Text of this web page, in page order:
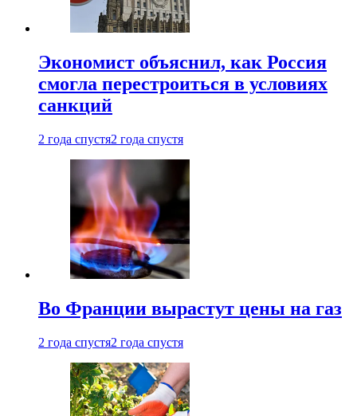
Экономист объяснил, как Россия
смогла перестроиться в условиях
санкций
2 года спустя2 года спустя
Во Франции вырастут цены на газ
2 года спустя2 года спустя